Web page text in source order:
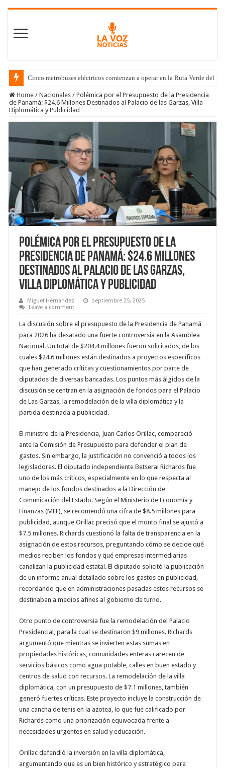
Cinco metrobuses eléctricos comienzan a operar en la Ruta Verde del
Home / Nacionales / Polémica por el Presupuesto de la Presidencia
de Panamá: $24.6 Millones Destinados al Palacio de las Garzas, Villa
Diplomática y Publicidad
Polémica por el Presupuesto de la
Presidencia de Panamá: $24.6 Millones
Destinados al Palacio de las Garzas,
Villa Diplomática y Publicidad
Miguel Hernández
septiembre 25, 2025
Leave a comment
La discusión sobre el presupuesto de la Presidencia de Panamá
para 2026 ha desatado una fuerte controversia en la Asamblea
Nacional. Un total de $204.4 millones fueron solicitados, de los
cuales $24.6 millones están destinados a proyectos específicos
que han generado críticas y cuestionamientos por parte de
diputados de diversas bancadas. Los puntos más álgidos de la
discusión se centran en la asignación de fondos para el Palacio
de Las Garzas, la remodelación de la villa diplomática y la
partida destinada a publicidad.
El ministro de la Presidencia, Juan Carlos Orillac, compareció
ante la Comisión de Presupuesto para defender el plan de
gastos. Sin embargo, la justificación no convenció a todos los
legisladores. El diputado independiente Betserai Richards fue
uno de los más críticos, especialmente en lo que respecta al
manejo de los fondos destinados a la Dirección de
Comunicación del Estado. Según el Ministerio de Economía y
Finanzas (MEF), se recomendó una cifra de $8.5 millones para
publicidad, aunque Orillac precisó que el monto final se ajustó a
$7.5 millones. Richards cuestionó la falta de transparencia en la
asignación de estos recursos, preguntando cómo se decide qué
medios reciben los fondos y qué empresas intermediarias
canalizan la publicidad estatal. El diputado solicitó la publicación
de un informe anual detallado sobre los gastos en publicidad,
recordando que en administraciones pasadas estos recursos se
destinaban a medios afines al gobierno de turno.
Otro punto de controversia fue la remodelación del Palacio
Presidencial, para la cual se destinaron $9 millones. Richards
argumentó que mientras se invierten estas sumas en
propiedades históricas, comunidades enteras carecen de
servicios básicos como agua potable, calles en buen estado y
centros de salud con recursos. La remodelación de la villa
diplomática, con un presupuesto de $7.1 millones, también
generó fuertes críticas. Este proyecto incluye la construcción de
una cancha de tenis en la azotea, lo que fue calificado por
Richards como una priorización equivocada frente a
necesidades urgentes en salud y educación.
Orillac defendió la inversión en la villa diplomática,
argumentando que es un bien histórico y estratégico para